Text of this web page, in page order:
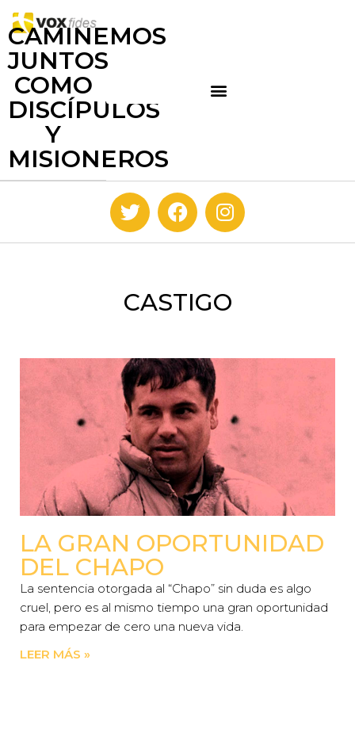
CAMINEMOS
JUNTOS
COMO
DISCÍPULOS
Y
MISIONEROS
CASTIGO
LA GRAN OPORTUNIDAD
DEL CHAPO
La sentencia otorgada al “Chapo” sin duda es algo
cruel, pero es al mismo tiempo una gran oportunidad
para empezar de cero una nueva vida.
LEER MÁS »